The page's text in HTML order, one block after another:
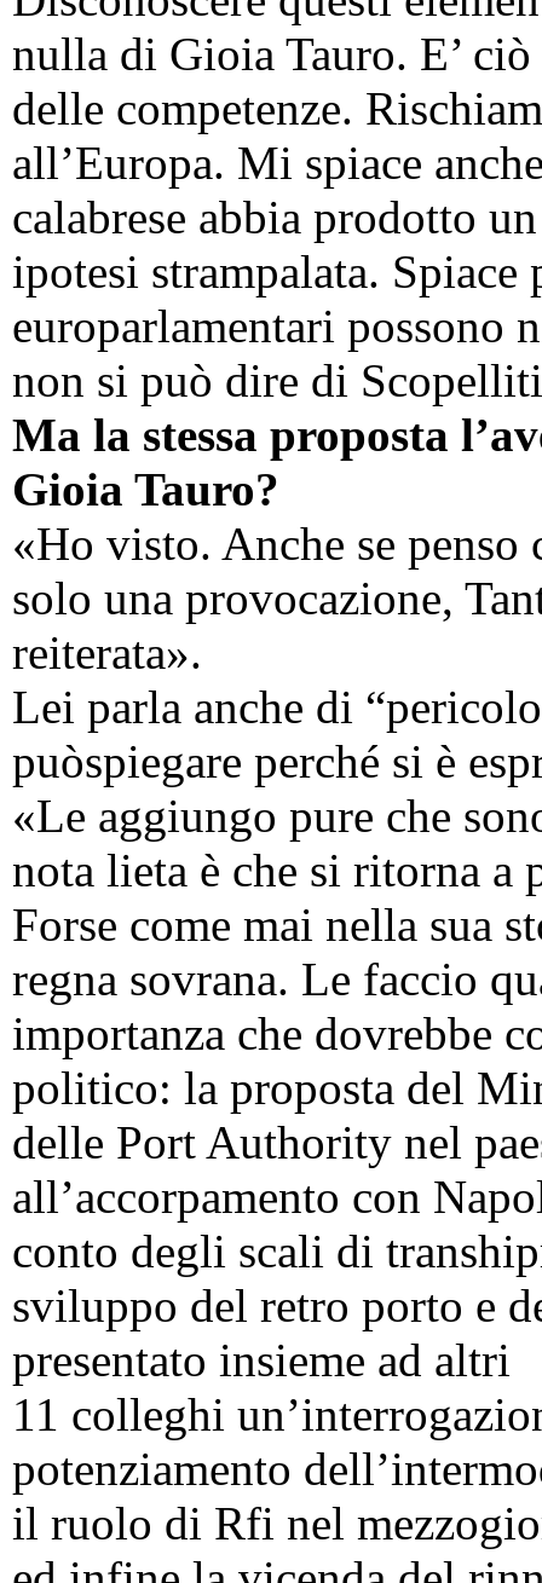
nulla di Gioia Tauro. E’
delle competenze.
all’Europa. Mi spiace
calabrese abbia prodotto
ipotesi strampalata. Spiace
europarlamentari possono
non si può dire di
Ma la stessa proposta
Gioia Tauro?
«Ho visto. Anche se
solo una provocazione,
reiterata».
Lei parla anche di
puòspiegare perché si è
«Le aggiungo pure che
nota lieta è che si ritorna a
Forse come mai nella sua
regna sovrana. Le faccio
importanza che dovrebbe
politico: la proposta del
delle Port Authority nel
all’accorpamento con
conto degli scali di
sviluppo del retro porto e
presentato insieme ad altri
11 colleghi
potenziamento
il ruolo di Rfi nel